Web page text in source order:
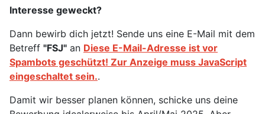
Interesse geweckt?
Dann bewirb dich jetzt! Sende uns eine E-Mail mit dem
Betreff "FSJ" an Diese E-Mail-Adresse ist vor
Spambots geschützt! Zur Anzeige muss JavaScript
eingeschaltet sein..
Damit wir besser planen können, schicke uns deine